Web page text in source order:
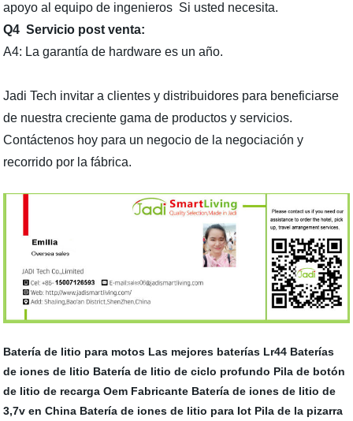
apoyo al equipo de ingenieros Si usted necesita.
Q4 Servicio post venta:
A4: La garantía de hardware es un año.
Jadi Tech invitar a clientes y distribuidores para beneficiarse
de nuestra creciente gama de productos y servicios.
Contáctenos hoy para un negocio de la negociación y
recorrido por la fábrica.
Batería de litio para motos Las mejores baterías Lr44 Baterías
de iones de litio Batería de litio de ciclo profundo Pila de botón
de litio de recarga Oem Fabricante Batería de iones de litio de
3,7v en China Batería de iones de litio para Iot Pila de la pizarra